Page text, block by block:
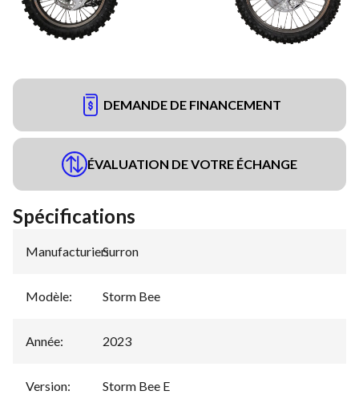
DEMANDE DE FINANCEMENT
ÉVALUATION DE VOTRE ÉCHANGE
Spécifications
Manufacturier:
Surron
Modèle: Storm Bee
Année: 2023
Version: Storm Bee E